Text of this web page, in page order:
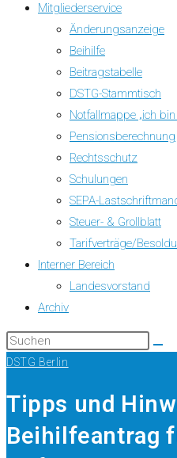
Mitgliederservice
Änderungsanzeige
Beihilfe
Beitragstabelle
DSTG-Stammtisch
Notfallmappe „ich
Pensionsberechnung
Rechtsschutz
Schulungen
SEPA-
Steuer- & Grollblatt
Tarifverträge/
Interner Bereich
Landesvorstand
Archiv
DSTG Berlin
Tipps und
Beihilfeantrag